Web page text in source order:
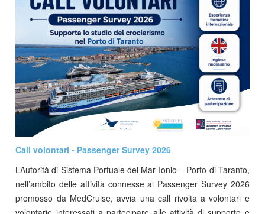
Call volontari - Passenger Survey 2026
L’Autorità di Sistema Portuale del Mar Ionio – Porto di Taranto,
nell’ambito delle attività connesse al Passenger Survey 2026
promosso da MedCruise, avvia una call rivolta a volontari e